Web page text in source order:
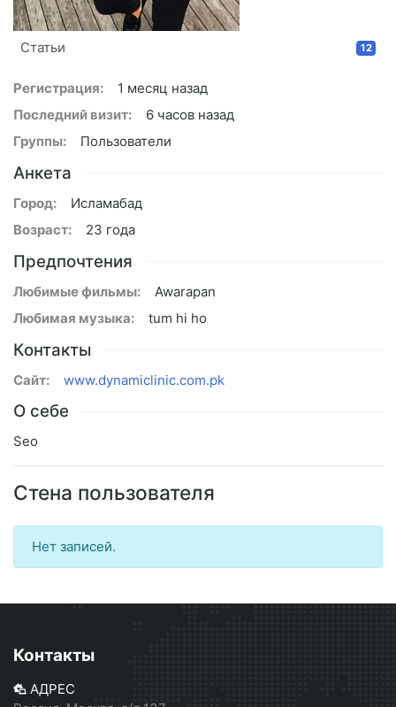
Статьи 12
Регистрация:
1 месяц назад
Последний визит:
6 часов назад
Группы:
Пользователи
Анкета
Город:
Исламабад
Возраст:
23 года
Предпочтения
Любимые фильмы:
Awarapan
Любимая музыка:
tum hi ho
Контакты
Сайт: www.dynamiclinic.com.pk
О себе
Seo
Стена пользователя
Нет записей.
Контакты
АДРЕС